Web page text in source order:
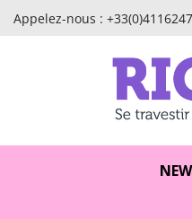
Appelez-nous :
NEW